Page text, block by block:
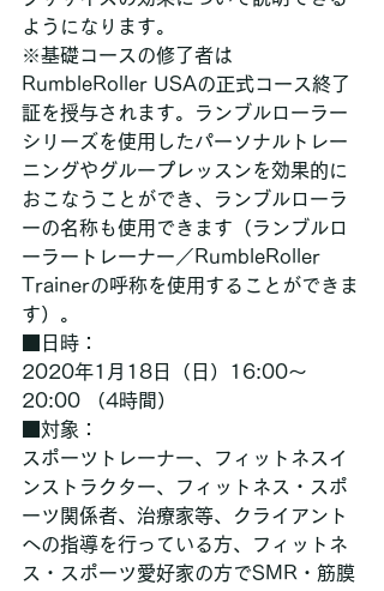
ようになります。
※基礎コースの修了者は
RumbleRoller USAの正式コース終了
証を授与されます。ランブルローラー
シリーズを使用したパーソナルトレー
ニングやグループレッスンを効果的に
おこなうことができ、ランブルローラ
ーの名称も使用できます（ランブルロ
ーラートレーナー／RumbleRoller
Trainerの呼称を使用することができま
す）。
■日時：
2020年1月18日（日）16:00～
20:00 （4時間）
■対象：
スポーツトレーナー、フィットネスイ
ンストラクター、フィットネス・スポ
ーツ関係者、治療家等、クライアント
への指導を行っている方、フィットネ
ス・スポーツ愛好家の方でSMR・筋膜